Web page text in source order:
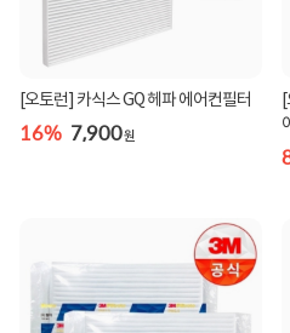
[오토런] 카식스 GQ 헤파 에어컨필터
16% 7,900원